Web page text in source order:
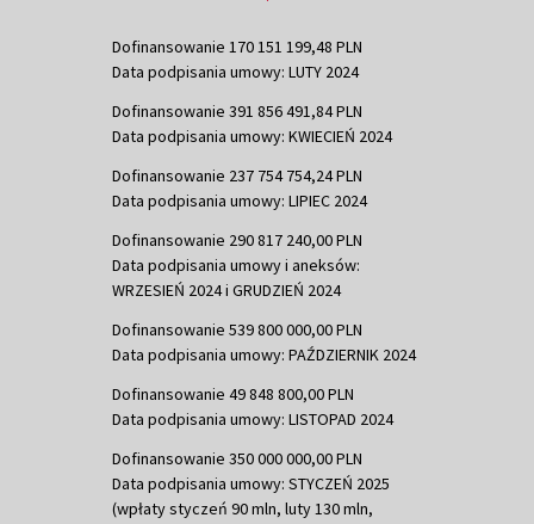
Dofinansowanie 170 151 199,48 PLN
Data podpisania umowy: LUTY 2024
Dofinansowanie 391 856 491,84 PLN
Data podpisania umowy: KWIECIEŃ 2024
Dofinansowanie 237 754 754,24 PLN
Data podpisania umowy: LIPIEC 2024
Dofinansowanie 290 817 240,00 PLN
Data podpisania umowy i aneksów:
WRZESIEŃ 2024 i GRUDZIEŃ 2024
Dofinansowanie 539 800 000,00 PLN
Data podpisania umowy: PAŹDZIERNIK 2024
Dofinansowanie 49 848 800,00 PLN
Data podpisania umowy: LISTOPAD 2024
Dofinansowanie 350 000 000,00 PLN
Data podpisania umowy: STYCZEŃ 2025
(wpłaty styczeń 90 mln, luty 130 mln,